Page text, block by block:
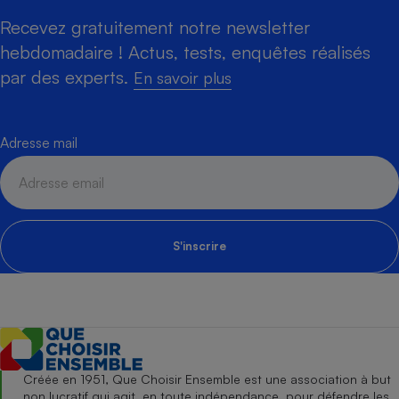
Recevez gratuitement notre newsletter
hebdomadaire ! Actus, tests, enquêtes réalisés
par des experts. En savoir plus
Adresse mail
S'inscrire
Créée en 1951, Que Choisir Ensemble est une association à but
non lucratif qui agit, en toute indépendance, pour défendre les